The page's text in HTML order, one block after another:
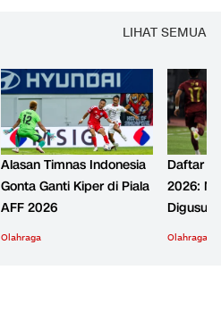
LIHAT SEMUA
Alasan Timnas Indonesia
Gonta Ganti Kiper di Piala
AFF 2026
Olahraga
Daftar
2026:
Digusur
Olahraga